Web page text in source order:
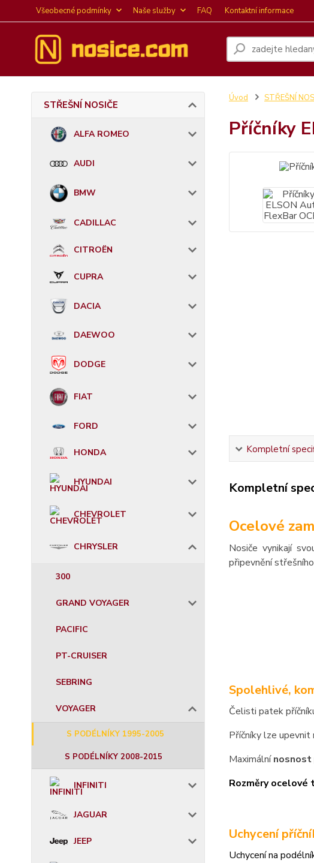
Všeobecné podmínky Naše služby FAQ Kontaktní informace
STŘEŠNÍ NOSIČE
ALFA ROMEO
AUDI
BMW
CADILLAC
CITROËN
CUPRA
DACIA
DAEWOO
DODGE
FIAT
FORD
HONDA
HYUNDAI
CHEVROLET
CHRYSLER
300
GRAND VOYAGER
PACIFIC
PT-CRUISER
SEBRING
VOYAGER
S PODÉLNÍKY 1995-2005
S PODÉLNÍKY 2008-2015
INFINITI
JAGUAR
JEEP
Úvod STŘEŠNÍ
Příčníky
Kompletní
Kompletní
Ocelové
Nosiče vynikají
připevnění
Spolehlivé,
Čelisti patek
Příčníky lze upevnit
Maximálnínosnost
Rozměry
Uchycení
Uchycení na